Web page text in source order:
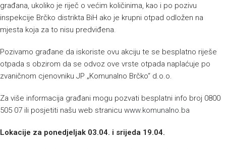
građana, ukoliko je riječ o većim količinima, kao i po pozivu
inspekcije Brčko distrikta BiH ako je krupni otpad odložen na
mjesta koja za to nisu predviđena.
Pozivamo građane da iskoriste ovu akciju te se besplatno riješe
otpada s obzirom da se odvoz ove vrste otpada naplaćuje po
zvaničnom cjenovniku JP „Komunalno Brčko“ d.o.o.
Za više informacija građani mogu pozvati besplatni info broj 0800
505 07 ili posjetiti našu web stranicu www.komunalno.ba
Lokacije za ponedjeljak 03.04. i srijeda 19.04.